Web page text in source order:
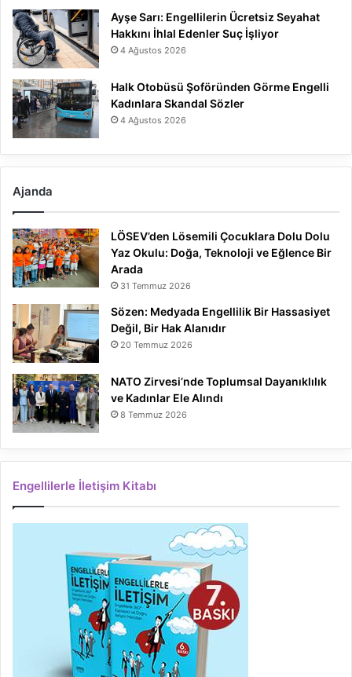
Ayşe Sarı: Engellilerin Ücretsiz Seyahat
Hakkını İhlal Edenler Suç İşliyor
4 Ağustos 2026
Halk Otobüsü Şoföründen Görme Engelli
Kadınlara Skandal Sözler
4 Ağustos 2026
Ajanda
LÖSEV’den Lösemili Çocuklara Dolu Dolu
Yaz Okulu: Doğa, Teknoloji ve Eğlence Bir
Arada
31 Temmuz 2026
Sözen: Medyada Engellilik Bir Hassasiyet
Değil, Bir Hak Alanıdır
20 Temmuz 2026
NATO Zirvesi’nde Toplumsal Dayanıklılık
ve Kadınlar Ele Alındı
8 Temmuz 2026
Engellilerle İletişim Kitabı